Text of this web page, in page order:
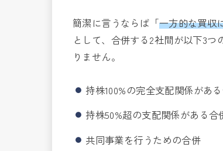
簡潔に言うならば「一方的な買収
として、合併する2社間が以下3
りません。
持株100%の完全支配関係があ
持株50%超の支配関係がある合
共同事業を行うための合併